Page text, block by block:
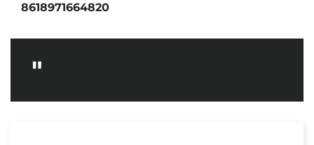
8618971664820
"